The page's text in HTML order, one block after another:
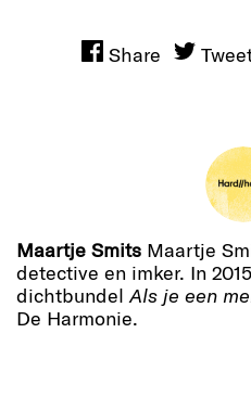
Share
Maartje Smits Maartje
detective en imker. In
dichtbundelAls je een
De Harmonie.